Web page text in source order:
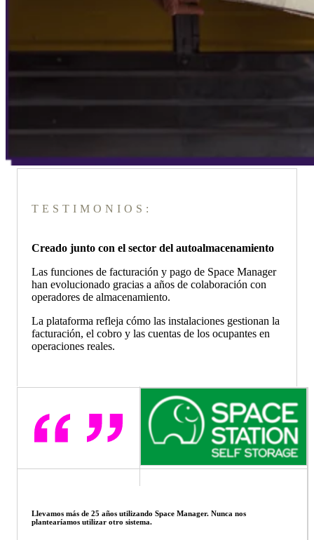
TESTIMONIOS:
Creado junto con el sector del autoalmacenamiento
Las funciones de facturación y pago de Space Manager
han evolucionado gracias a años de colaboración con
operadores de almacenamiento.
La plataforma refleja cómo las instalaciones gestionan la
facturación, el cobro y las cuentas de los ocupantes en
operaciones reales.
Llevamos más de 25 años utilizando Space Manager. Nunca nos
plantearíamos utilizar otro sistema.